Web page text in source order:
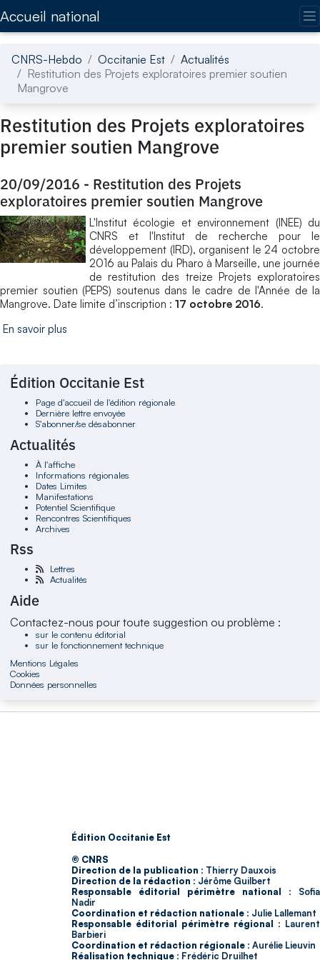
Accueil national
CNRS-Hebdo Occitanie Est
Actualités
Restitution des Projets exploratoires premier soutien
Mangrove
Restitution des Projets exploratoires
premier soutien Mangrove
20/09/2016 - Restitution des Projets
exploratoires premier soutien Mangrove
L'Institut écologie et environnement (INEE) du
CNRS et l'Institut de recherche pour le
développement (IRD), organisent le 24 octobre
2016 au Palais du Pharo à Marseille, une journée
de restitution des treize Projets exploratoires
premier soutien (PEPS) soutenus dans le cadre de l'Année de la
Mangrove. Date limite d’inscription : 17 octobre 2016.
En savoir plus
Édition Occitanie Est
Page d'accueil de l'édition régionale
Dernière lettre envoyée
S'abonner/se désabonner
Actualités
À l'affiche
Informations régionales
Dates Limites
Manifestations
Potentiel Scientifique
Rencontres Scientifiques
Archives
Rss
Lettres
Actualités
Aide
Contactez-nous pour toute suggestion ou problème :
sur le contenu éditorial
sur le fonctionnement technique
Mentions Légales
Cookies
Données personnelles
Édition Occitanie Est
© CNRS
Direction de la publication : Thierry Dauxois
Direction de la rédaction : Jérôme Guilbert
Responsable éditorial périmètre national : Sofia
Nadir
Coordination et rédaction nationale : Julie Lallemant
Responsable éditorial périmètre régional : Laurent
Barbieri
Coordination et rédaction régionale : Aurélie Lieuvin
Réalisation technique : Frédéric Druilhet